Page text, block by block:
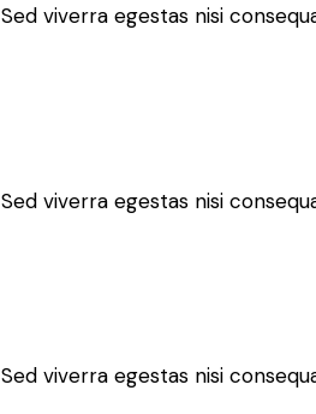
viverra egestas nisi
viverra egestas nisi
viverra egestas nisi